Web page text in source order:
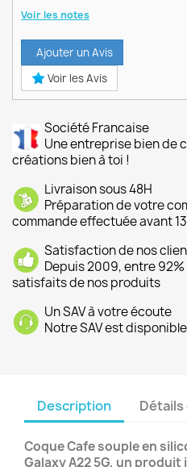
Voir les notes
Ajouter un Avis
Voir les Avis
Société Francaise
Une entreprise bien de
créations bien à toi !
Livraison sous 48H
Préparation de votre
commande effectuée avant
Satisfaction de nos
Depuis 2009, entre
satisfaits de nos produits
Un SAV à votre écoute
Notre SAV est
Description
Coque Cafe souple en
Galaxy A22 5G, un